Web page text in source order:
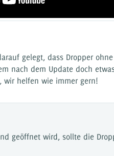
gelegt, dass Dropper
nach dem Update doch
wir helfen wie immer gern!
geöffnet wird, sollte die